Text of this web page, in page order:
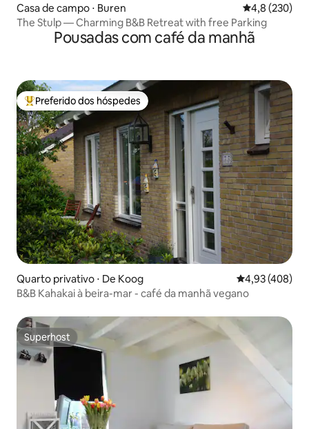
Casa de campo ⋅ Buren 4,8 de uma
4,8 (230)
The Stulp — Charming B&B Retreat with free Parking
Pousadas com café da manhã
Entre os melhores preferidos dos hóspedes
Preferido dos hóspedes
Quarto privativo ⋅ De Koog 4,93 de uma
4,93 (408)
B&B Kahakai à beira-mar - café da manhã vegano
Superhost
Superhost